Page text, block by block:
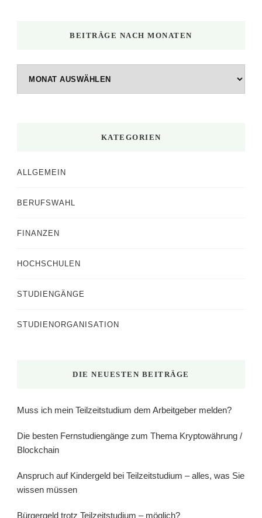
BEITRÄGE NACH MONATEN
KATEGORIEN
ALLGEMEIN
BERUFSWAHL
FINANZEN
HOCHSCHULEN
STUDIENGÄNGE
STUDIENORGANISATION
DIE NEUESTEN BEITRÄGE
Muss ich mein Teilzeitstudium dem Arbeitgeber melden?
Die besten Fernstudiengänge zum Thema Kryptowährung /
Blockchain
Anspruch auf Kindergeld bei Teilzeitstudium – alles, was Sie
wissen müssen
Bürgergeld trotz Teilzeitstudium – möglich?